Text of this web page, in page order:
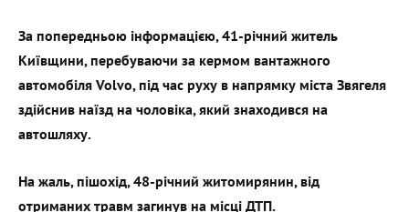
За попередньою інформацією, 41-річний житель
Київщини, перебуваючи за кермом вантажного
автомобіля Volvo, під час руху в напрямку міста Звягеля
здійснив наїзд на чоловіка, який знаходився на
автошляху.
На жаль, пішохід, 48-річний житомирянин, від
отриманих травм загинув на місці ДТП.